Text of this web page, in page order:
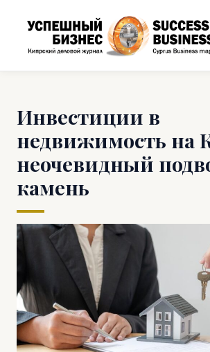
Инвестиции в
недвижимость на
неочевидный
камень